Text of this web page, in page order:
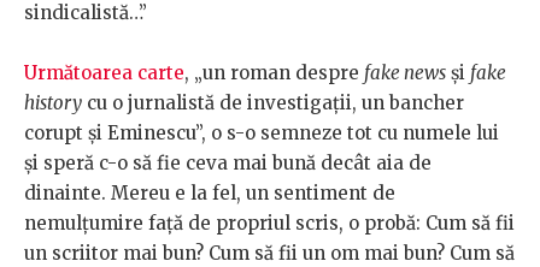
sindicalistă…”
Următoarea carte, „un roman despre fake news și fake
history cu o jurnalistă de investigații, un bancher
corupt și Eminescu”, o s-o semneze tot cu numele lui
și speră c-o să fie ceva mai bună decât aia de
dinainte. Mereu e la fel, un sentiment de
nemulțumire față de propriul scris, o probă: Cum să fii
un scriitor mai bun? Cum să fii un om mai bun? Cum să